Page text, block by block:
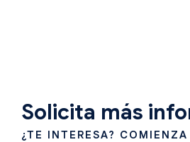
Solicita más
¿TE INTERESA?